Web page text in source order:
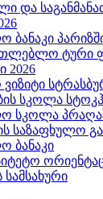
და
ბანაკი
ტური
2026
სკოლა
სკოლა
საზაფხულო
ბანაკი
სამსახური